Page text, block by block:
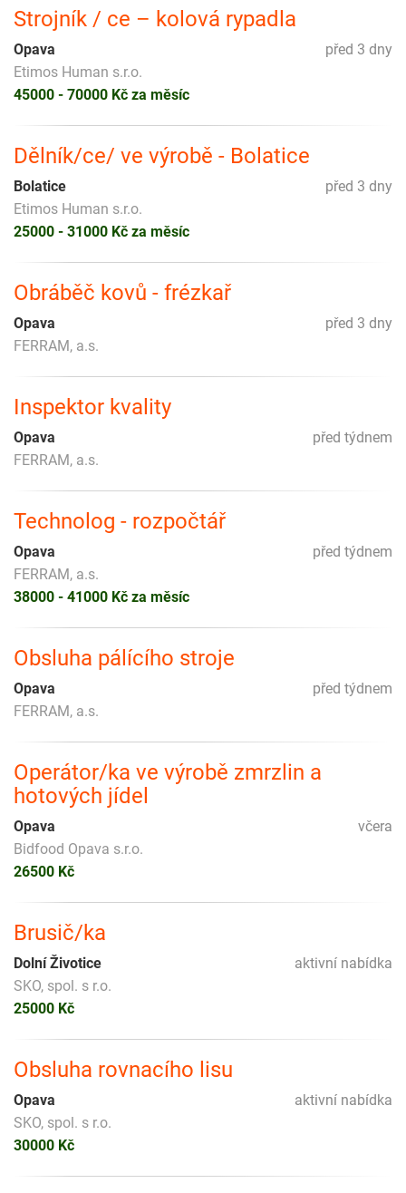
Strojník / ce – kolová rypadla
před 3 dny
Opava
Etimos Human s.r.o.
45000 - 70000 Kč za měsíc
Dělník/ce/ ve výrobě - Bolatice
před 3 dny
Bolatice
Etimos Human s.r.o.
25000 - 31000 Kč za měsíc
Obráběč kovů - frézkař
před 3 dny
Opava
FERRAM, a.s.
Inspektor kvality
před týdnem
Opava
FERRAM, a.s.
Technolog - rozpočtář
před týdnem
Opava
FERRAM, a.s.
38000 - 41000 Kč za měsíc
Obsluha pálícího stroje
před týdnem
Opava
FERRAM, a.s.
Operátor/ka ve výrobě zmrzlin a
hotových jídel
včera
Opava
Bidfood Opava s.r.o.
26500 Kč
Brusič/ka
aktivní nabídka
Dolní Životice
SKO, spol. s r.o.
25000 Kč
Obsluha rovnacího lisu
aktivní nabídka
Opava
SKO, spol. s r.o.
30000 Kč